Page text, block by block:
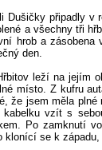
Dušičky připadly
a všechny tři
hrob a
den.
leží na jejím
místo. Z kufru
že jsem měla
vzít s
Po zamknutí
klonící se k